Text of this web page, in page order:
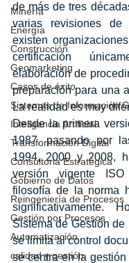
Minería
Energía
Construcción
Geomarketing
Casos de éxito
Sistemas de Información
Inteligencia Artificial
Transformación Digital
Consultoria Estratégica
Gobierno de Datos
Reingeniería de Procesos
Gestión por Procesos
Automatización
calidad y gestión
de más de tres
varias revisiones
existen
certificación
elaboración de
preparación para una
La realidad es muy
Desde la primera
1987, pasando por
1994, 2000 y 2008,
versión vigente
filosofía de la norma
significativamente.
Sistema de Gestión
se limita al control
se centra en la gestión